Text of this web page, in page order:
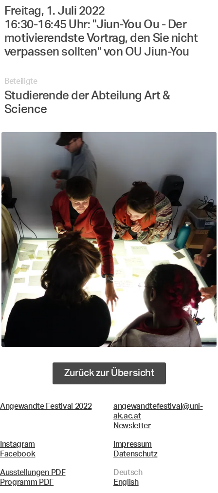
Freitag, 1. Juli 2022
16:30-16:45 Uhr: "Jiun-You Ou - Der
motivierendste Vortrag, den Sie nicht
verpassen sollten" von OU Jiun-You
Beteiligte
Studierende der Abteilung Art &
Science
Zurück zur Übersicht
Angewandte Festival 2022
angewandtefestival@uni-
ak.ac.at
Newsletter
Instagram
Facebook
Impressum
Datenschutz
Ausstellungen PDF
Programm PDF
Deutsch
English